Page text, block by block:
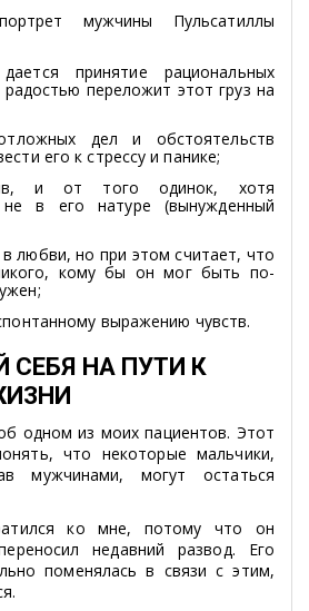
мужчины Пульсатиллы
принятие рациональных
переложит этот груз на
дел и обстоятельств
его к стрессу и панике;
и от того одинок, хотя
не в его натуре (вынужденный
любви, но при этом считает, что
кому бы он мог быть по-
выражению чувств.
СЕБЯ НА ПУТИ К
одном из моих пациентов. Этот
что некоторые мальчики,
мужчинами, могут остаться
ко мне, потому что он
недавний развод. Его
поменялась в связи с этим,